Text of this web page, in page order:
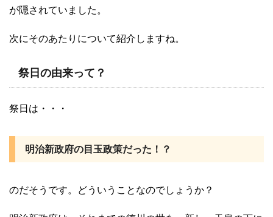
が隠されていました。
次にそのあたりについて紹介しますね。
祭日の由来って？
祭日は・・・
明治新政府の目玉政策だった！？
のだそうです。どういうことなのでしょうか？